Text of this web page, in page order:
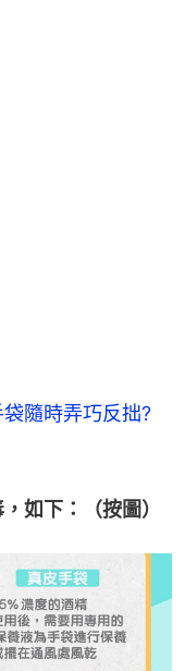
隨時弄巧反拙?
如下：（按圖）